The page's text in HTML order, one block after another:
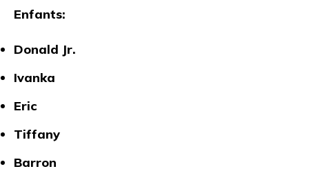
Enfants:
Donald Jr.
Ivanka
Eric
Tiffany
Barron